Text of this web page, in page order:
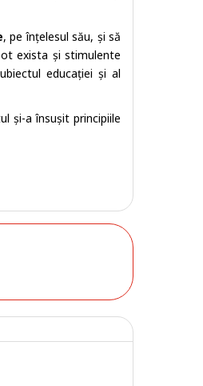
, pe înțelesul său, și să
exista și stimulente
educației și al
și-a însușit principiile